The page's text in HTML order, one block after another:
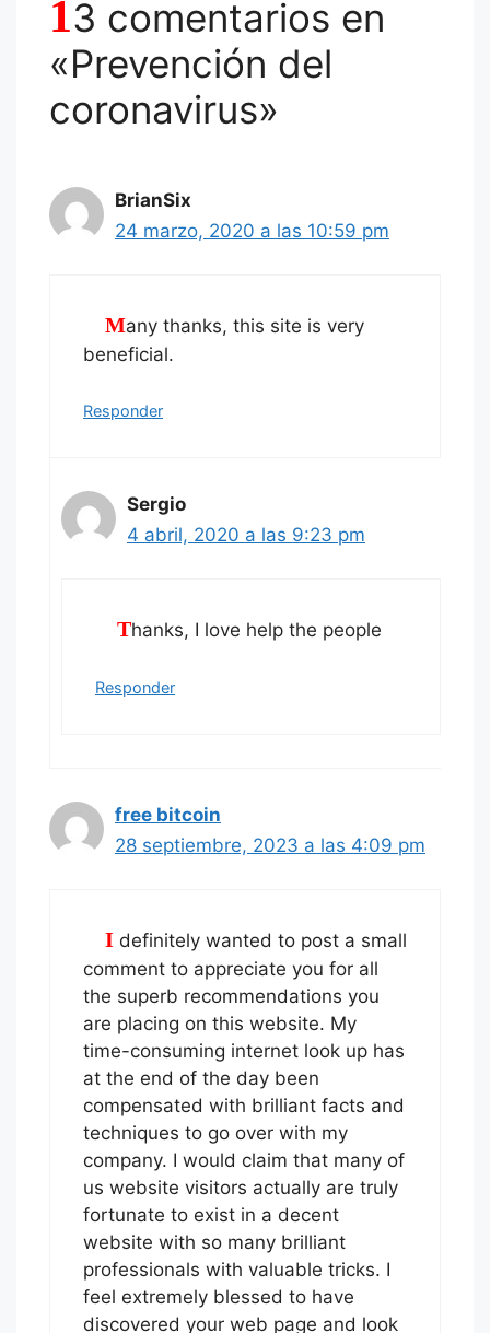
13 comentarios en
«Prevención del
coronavirus»
BrianSix
24 marzo, 2020 a las 10:59 pm
Many thanks, this site is very
beneficial.
Responder
Sergio
4 abril, 2020 a las 9:23 pm
Thanks, I love help the people
Responder
free bitcoin
28 septiembre, 2023 a las 4:09 pm
I definitely wanted to post a small
comment to appreciate you for all
the superb recommendations you
are placing on this website. My
time-consuming internet look up has
at the end of the day been
compensated with brilliant facts and
techniques to go over with my
company. I would claim that many of
us website visitors actually are truly
fortunate to exist in a decent
website with so many brilliant
professionals with valuable tricks. I
feel extremely blessed to have
discovered your web page and look